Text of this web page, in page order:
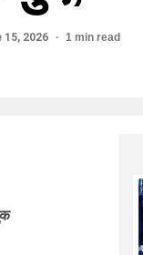
15, 2026 1 min read